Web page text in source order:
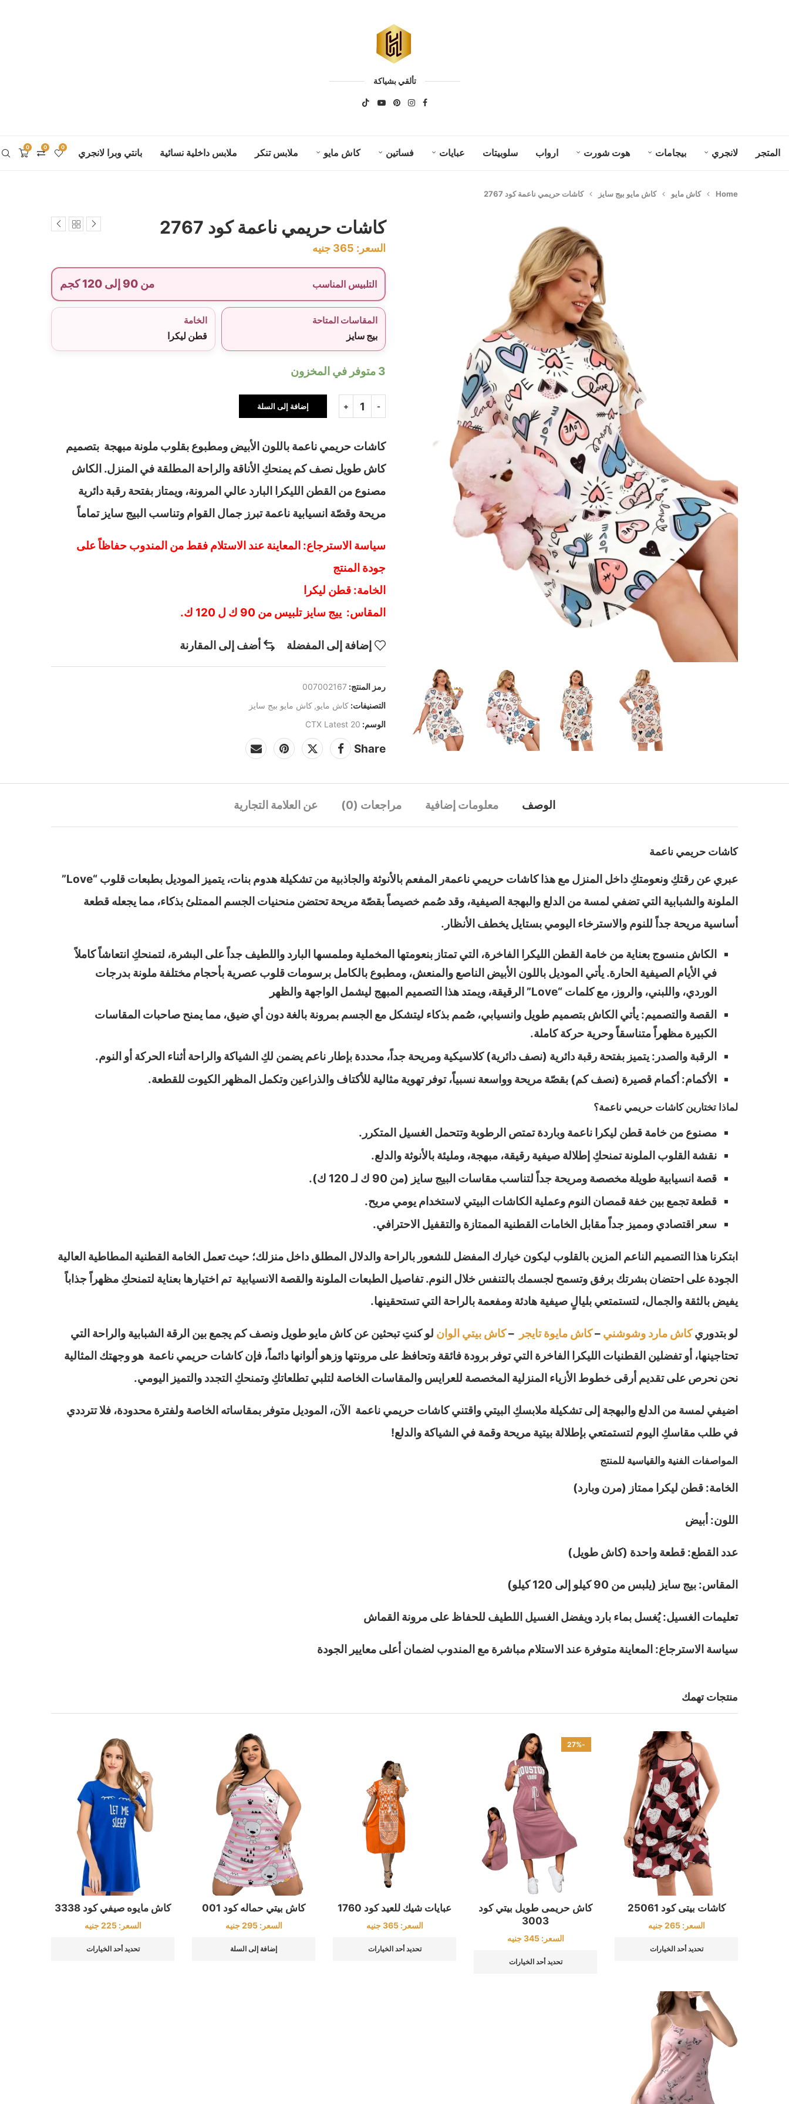
تألقي بشياكة
المتجر لانجري بيجامات هوت شورت ارواب سلوبيتات عبايات فساتين كاش مايو ملابس تنكر ملابس داخلية نسائية بانتي وبرا لانجري 0 0 0
Home كاش مايو كاش مايو بيج سايز كاشات حريمي ناعمة كود 2767
كاشات حريمي ناعمة كود 2767
السعر: 365 جنيه
التلبيس المناسب من 90 إلى 120 كجم
المقاسات المتاحة
بيج سايز
الخامة
قطن ليكرا
3 متوفر في المخزون
إضافة إلى السلة
كاشات حريمي ناعمة باللون الأبيض ومطبوع بقلوب ملونة مبهجة بتصميم
كاش طويل نصف كم يمنحكِ الأناقة والراحة المطلقة في المنزل. الكاش
مصنوع من القطن الليكرا البارد عالي المرونة، ويمتاز بفتحة رقبة دائرية
مريحة وقصّة انسيابية ناعمة تبرز جمال القوام وتناسب البيج سايز تماماً
سياسة الاسترجاع: المعاينة عند الاستلام فقط من المندوب حفاظاً على
جودة المنتج
الخامة: قطن ليكرا
المقاس: ييج سايز تلبيس من 90 ك ل 120 ك.
إضافة إلى المفضلة أضف إلى المقارنة
رمز المنتج: 007002167
التصنيفات: كاش مايو, كاش مايو بيج سايز
الوسم: CTX Latest 20
Share
الوصف معلومات إضافية مراجعات (0) عن العلامة التجارية
كاشات حريمي ناعمة
عبري عن رقتكِ ونعومتكِ داخل المنزل مع هذا كاشات حريمي ناعمةر المفعم بالأنوثة والجاذبية من تشكيلة هدوم بنات، يتميز الموديل بطبعات قلوب “Love”
الملونة والشبابية التي تضفي لمسة من الدلع والبهجة الصيفية، وقد صُمم خصيصاً بقصّة مريحة تحتضن منحنيات الجسم الممتلئ بذكاء، مما يجعله قطعة
أساسية مريحة جداً للنوم والاسترخاء اليومي بستايل يخطف الأنظار.
الكاش منسوج بعناية من خامة القطن الليكرا الفاخرة، التي تمتاز بنعومتها المخملية وملمسها البارد واللطيف جداً على البشرة، لتمنحكِ انتعاشاً كاملاً
في الأيام الصيفية الحارة. يأتي الموديل باللون الأبيض الناصع والمنعش، ومطبوع بالكامل برسومات قلوب عصرية بأحجام مختلفة ملونة بدرجات
الوردي، واللبني، والروز، مع كلمات “Love” الرقيقة، ويمتد هذا التصميم المبهج ليشمل الواجهة والظهر
القصة والتصميم: يأتي الكاش بتصميم طويل وانسيابي، صُمم بذكاء ليتشكل مع الجسم بمرونة بالغة دون أي ضيق، مما يمنح صاحبات المقاسات
الكبيرة مظهراً متناسقاً وحرية حركة كاملة.
الرقبة والصدر: يتميز بفتحة رقبة دائرية (نصف دائرية) كلاسيكية ومريحة جداً، محددة بإطار ناعم يضمن لكِ الشياكة والراحة أثناء الحركة أو النوم.
الأكمام: أكمام قصيرة (نصف كم) بقصّة مريحة وواسعة نسبياً، توفر تهوية مثالية للأكتاف والذراعين وتكمل المظهر الكيوت للقطعة.
لماذا تختارين كاشات حريمي ناعمة؟
مصنوع من خامة قطن ليكرا ناعمة وباردة تمتص الرطوبة وتتحمل الغسيل المتكرر.
نقشة القلوب الملونة تمنحكِ إطلالة صيفية رقيقة، مبهجة، ومليئة بالأنوثة والدلع.
قصة انسيابية طويلة مخصصة ومريحة جداً لتناسب مقاسات البيج سايز (من 90 ك لـ 120 ك).
قطعة تجمع بين خفة قمصان النوم وعملية الكاشات البيتي لاستخدام يومي مريح.
سعر اقتصادي ومميز جداً مقابل الخامات القطنية الممتازة والتقفيل الاحترافي.
ابتكرنا هذا التصميم الناعم المزين بالقلوب ليكون خيارك المفضل للشعور بالراحة والدلال المطلق داخل منزلك؛ حيث تعمل الخامة القطنية المطاطية العالية
الجودة على احتضان بشرتك برفق وتسمح لجسمك بالتنفس خلال النوم. تفاصيل الطبعات الملونة والقصة الانسيابية تم اختيارها بعناية لتمنحكِ مظهراً جذاباً
يفيض بالثقة والجمال، لتستمتعي بليالٍ صيفية هادئة ومفعمة بالراحة التي تستحقينها.
لو بتدوريكاش مارد وشوشني –كاش مايوة تايجر –كاش بيتي الوان لو كنتِ تبحثين عن كاش مايو طويل ونصف كم يجمع بين الرقة الشبابية والراحة التي
تحتاجينها، أو تفضلين القطنيات الليكرا الفاخرة التي توفر برودة فائقة وتحافظ على مرونتها وزهو ألوانها دائماً، فإن كاشات حريمي ناعمة هو وجهتك المثالية
نحن نحرص على تقديم أرقى خطوط الأزياء المنزلية المخصصة للعرايس والمقاسات الخاصة لتلبي تطلعاتكِ وتمنحكِ التجدد والتميز اليومي.
اضيفي لمسة من الدلع والبهجة إلى تشكيلة ملابسكِ البيتي واقتني كاشات حريمي ناعمة الآن، الموديل متوفر بمقاساته الخاصة ولفترة محدودة، فلا تترددي
في طلب مقاسكِ اليوم لتستمتعي بإطلالة بيتية مريحة وقمة في الشياكة والدلع!
المواصفات الفنية والقياسية للمنتج
الخامة: قطن ليكرا ممتاز (مرن وبارد)
اللون: أبيض
عدد القطع: قطعة واحدة (كاش طويل)
المقاس: بيج سايز (يلبس من 90 كيلو إلى 120 كيلو)
تعليمات الغسيل: يُغسل بماء بارد ويفضل الغسيل اللطيف للحفاظ على مرونة القماش
سياسة الاسترجاع: المعاينة متوفرة عند الاستلام مباشرة مع المندوب لضمان أعلى معايير الجودة
منتجات تهمك
كاشات بيتى كود 25061
السعر:265 جنيه
تحديد أحد الخيارات
-27%
كاش حريمى طويل بيتي كود
3003
السعر:345 جنيه
تحديد أحد الخيارات
عبايات شيك للعيد كود 1760
السعر:365 جنيه
تحديد أحد الخيارات
كاش بيتي حماله كود 001
السعر:295 جنيه
إضافة إلى السلة
كاش مايوه صيفي كود 3338
السعر:225 جنيه
تحديد أحد الخيارات